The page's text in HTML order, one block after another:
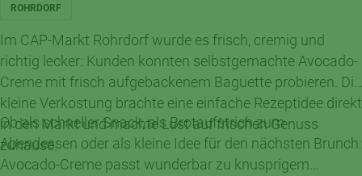
ROHRDORF
Im CAP-Markt Rohrdorf wurde es frisch, cremig und
richtig lecker: Kunden konnten selbstgemachte Avocado-
Creme mit frisch aufgebackenem Baguette probieren. Die
kleine Verkostung brachte eine einfache Rezeptidee direkt
in den Markt und machte Lust auf frischen Genuss
zuhause.
Ob als schneller Snack, als Brotaufstrich zum
Abendessen oder als kleine Idee für den nächsten Brunch:
Avocado-Creme passt wunderbar zu knusprigem